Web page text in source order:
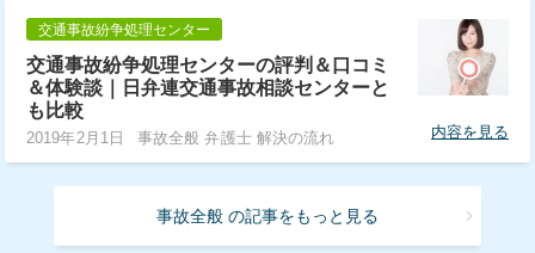
交通事故紛争処理センター
交通事故紛争処理センターの評判＆口コミ
＆体験談｜日弁連交通事故相談センターと
も比較
2019年2月1日 事故全般 弁護士 解決の流れ 内容を見る
事故全般 の記事をもっと見る